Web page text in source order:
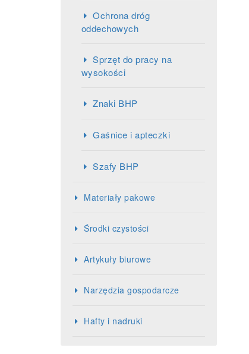
Ochrona dróg
oddechowych
Sprzęt do pracy na
wysokości
Znaki BHP
Gaśnice i apteczki
Szafy BHP
Materiały pakowe
Środki czystości
Artykuły biurowe
Narzędzia gospodarcze
Hafty i nadruki